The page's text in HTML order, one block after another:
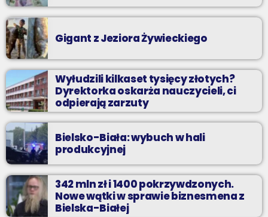
Gigant z Jeziora Żywieckiego
Wyłudzili kilkaset tysięcy złotych?
Dyrektorka oskarża nauczycieli, ci
odpierają zarzuty
Bielsko-Biała: wybuch w hali
produkcyjnej
342 mln zł i 1400 pokrzywdzonych.
Nowe wątki w sprawie biznesmena z
Bielska-Białej